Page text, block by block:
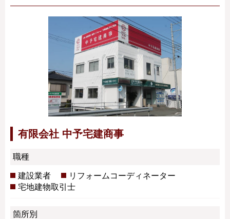
有限会社 中予宅建商事
職種
建設業者
リフォームコーディネーター
宅地建物取引士
箇所別